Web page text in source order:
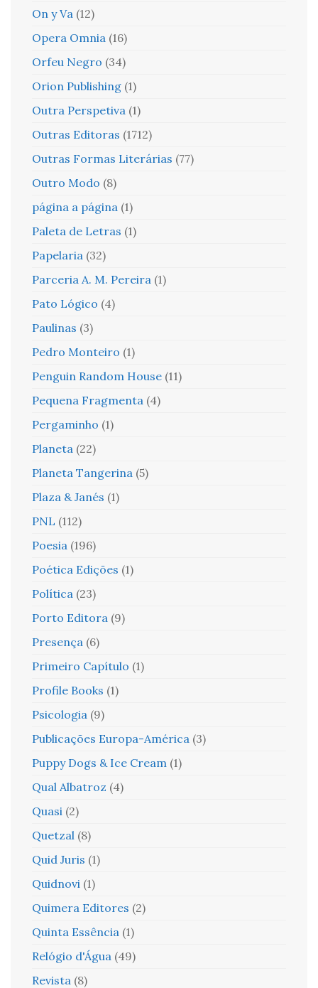
On y Va (12)
Opera Omnia (16)
Orfeu Negro (34)
Orion Publishing (1)
Outra Perspetiva (1)
Outras Editoras (1712)
Outras Formas Literárias (77)
Outro Modo (8)
página a página (1)
Paleta de Letras (1)
Papelaria (32)
Parceria A. M. Pereira (1)
Pato Lógico (4)
Paulinas (3)
Pedro Monteiro (1)
Penguin Random House (11)
Pequena Fragmenta (4)
Pergaminho (1)
Planeta (22)
Planeta Tangerina (5)
Plaza & Janés (1)
PNL (112)
Poesia (196)
Poética Edições (1)
Política (23)
Porto Editora (9)
Presença (6)
Primeiro Capítulo (1)
Profile Books (1)
Psicologia (9)
Publicações Europa-América (3)
Puppy Dogs & Ice Cream (1)
Qual Albatroz (4)
Quasi (2)
Quetzal (8)
Quid Juris (1)
Quidnovi (1)
Quimera Editores (2)
Quinta Essência (1)
Relógio d'Água (49)
Revista (8)